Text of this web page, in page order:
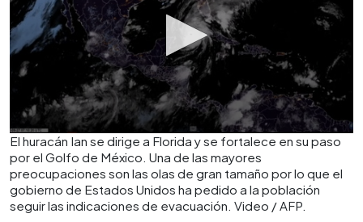
El huracán Ian se dirige a Florida y se fortalece en su paso
por el Golfo de México. Una de las mayores
preocupaciones son las olas de gran tamaño por lo que el
gobierno de Estados Unidos ha pedido a la población
seguir las indicaciones de evacuación. Video / AFP.